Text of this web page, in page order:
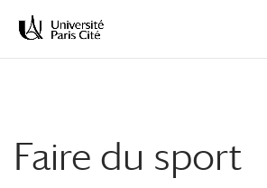
Faire du sport